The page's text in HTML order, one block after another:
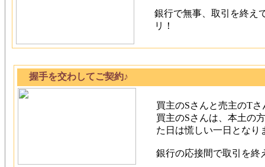
銀行で無事、取引を終
リ！
握手を交わしてご契約♪
買主のSさんと売主のTさ
買主のSさんは、本土の
た日は慌しい一日となり
銀行の応接間で取引を